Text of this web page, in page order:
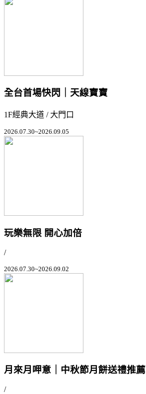
全台首場快閃｜天線寶寶
1F經典大道 / 大門口
2026.07.30~2026.09.05
玩樂無限 開心加倍
/
2026.07.30~2026.09.02
月來月呷意｜中秋節月餅送禮推薦
/